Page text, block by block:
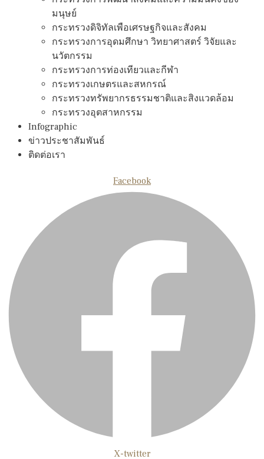
มนุษย์
กระทรวงดิจิทัลเพือเศรษฐกิจและสังคม
กระทรวงการอุดมศึกษา วิทยาศาสตร์ วิจัยและ
นวัตกรรม
กระทรวงการท่องเทียวและกีฬา
กระทรวงเกษตรและสหกรณ์
กระทรวงทรัพยากรธรรมชาติและสิงแวดล้อม
กระทรวงอุตสาหกรรม
Infographic
ข่าวประชาสัมพันธ์
ติดต่อเรา
Facebook
X-twitter